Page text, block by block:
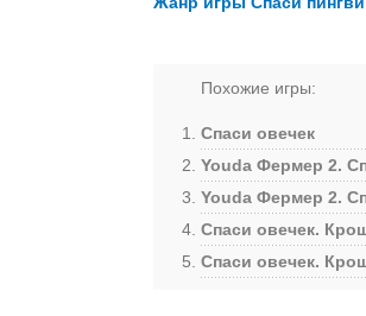
Похожие игры:
Спаси овечек
Youda Фермер 2.
Youda Фермер 2.
Спаси овечек.
Спаси овечек.